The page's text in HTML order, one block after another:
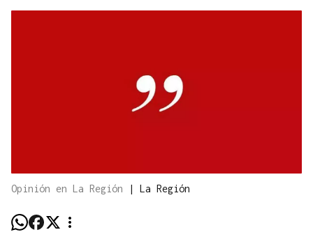
Opinión en La Región | La Región